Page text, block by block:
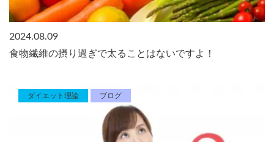
2024.08.09
食物繊維の摂り過ぎで太ることはないですよ！
ダイエット理論 ブログ